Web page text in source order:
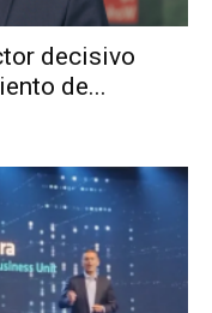
decisivo
de...